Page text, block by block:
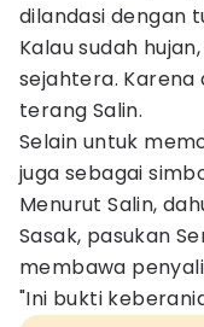
dilandasi dengan
Kalau sudah
sejahtera. Karena
terang Salin.
Selain untuk
juga sebagai
Menurut Salin,
Sasak, pasukan
membawa
"Ini bukti